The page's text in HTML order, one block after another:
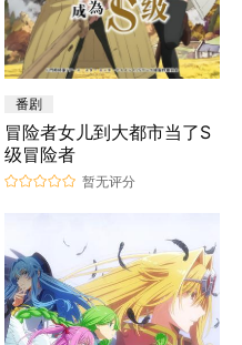
番剧
冒险者女儿到大都市当了S
级冒险者
暂无评分